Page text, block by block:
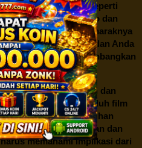
dari situs-situs seperti
dengan risiko dan
sebelumnya, maraknya
kontroversi, dan Anda
dalam mempertimbangkan
tersebut.
industri hiburan dan
dan mengunduh film
menjadi sebuah pilihan
kenyamanan dan
memahami implikasi dari